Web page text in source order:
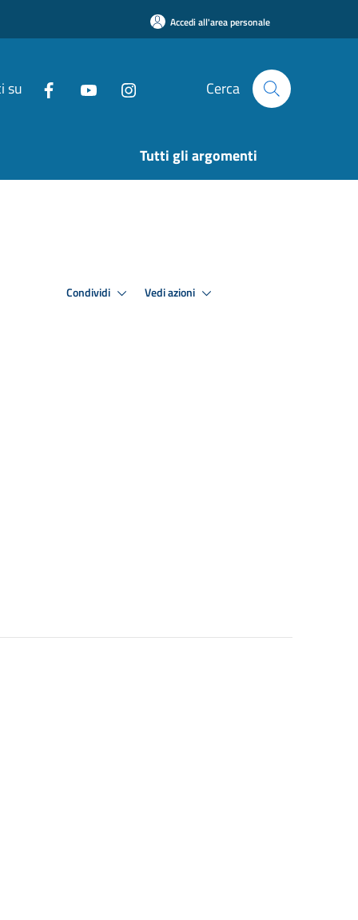
Accedi all'area personale
su Cerca
Tutti gli argomenti
Condividi Vedi azioni